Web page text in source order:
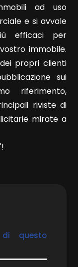
ad uso
e si avvale
efficaci per
immobile.
dei propri clienti
sui
riferimento,
riviste di
mirate a
questo